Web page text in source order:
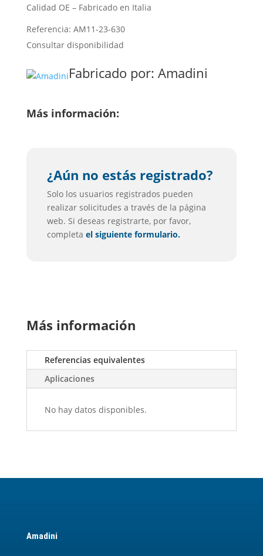
Calidad OE – Fabricado en Italia
Referencia: AM11-23-630
Consultar disponibilidad
Fabricado por: Amadini
Más información:
¿Aún no estás registrado?
Solo los usuarios registrados pueden
realizar solicitudes a través de la página
web. Si deseas registrarte, por favor,
completa el siguiente formulario.
Más información
Referencias equivalentes
Aplicaciones
No hay datos disponibles.
Amadini